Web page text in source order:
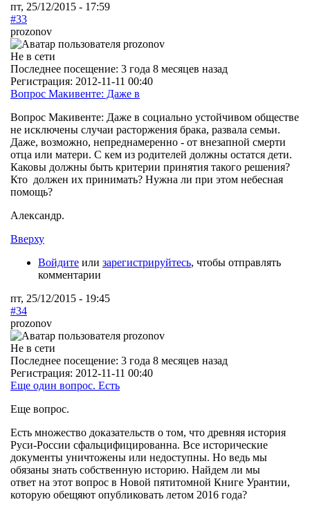
пт, 25/12/2015 - 17:59
#33
prozonov
Не в сети
Последнее посещение: 3 года 8 месяцев назад
Регистрация: 2012-11-11 00:40
Вопрос Макивенте: Даже в
Вопрос Макивенте: Даже в социально устойчивом обществе
не исключены случаи расторжения брака, развала семьи.
Даже, возможно, непреднамеренно - от внезапной смерти
отца или матери. С кем из родителей должны остатся дети.
Каковы должны быть критерии принятия такого решения?
Кто должен их принимать? Нужна ли при этом небесная
помощь?
Александр.
Вверху
Войдите или зарегистрируйтесь, чтобы отправлять
комментарии
пт, 25/12/2015 - 19:45
#34
prozonov
Не в сети
Последнее посещение: 3 года 8 месяцев назад
Регистрация: 2012-11-11 00:40
Еще один вопрос. Есть
Еще вопрос.
Есть множество доказательств о том, что древняя история
Руси-России сфальцифицированна. Все исторические
документы уничтожены или недоступны. Но ведь мы
обязаны знать собственную историю. Найдем ли мы
ответ на этот вопрос в Новой пятитомной Книге Урантии,
которую обещяют опубликовать летом 2016 года?